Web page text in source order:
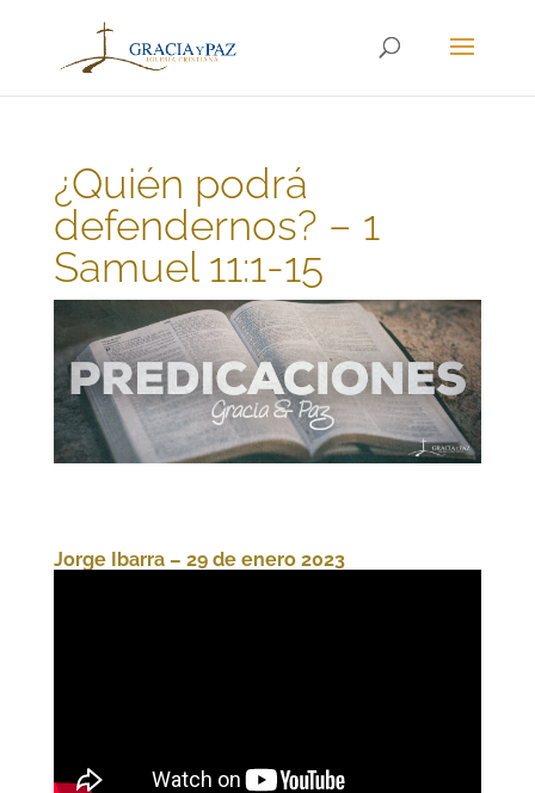
¿Quién podrá
defendernos? – 1
Samuel 11:1-15
Jorge Ibarra – 29 de enero 2023